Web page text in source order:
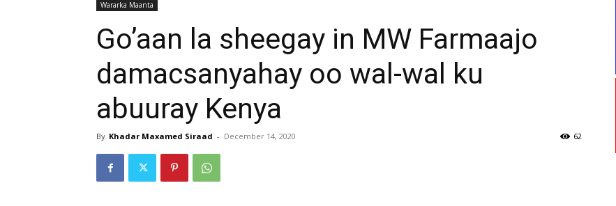
Wararka Maanta
Go’aan la sheegay in MW Farmaajo
damacsanyahay oo wal-wal ku
abuuray Kenya
By Khadar Maxamed Siraad - December 14, 2020 62